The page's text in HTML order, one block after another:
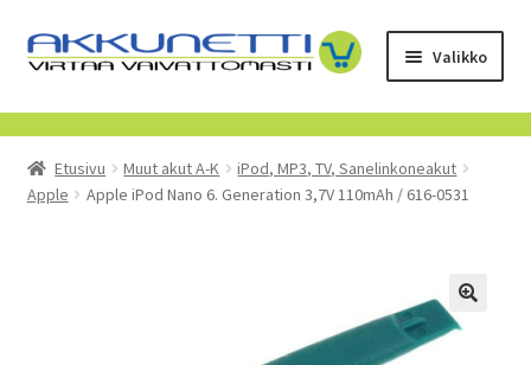
Siirry
navigointiin
Siirry
sisältöön
Valikko
Kauppa
Tietoa meistä
Etusivu Muut akut A-K
iPod, MP3, TV, Sanelinkoneakut
Apple
Apple iPod Nano 6. Generation 3,7V 110mAh / 616-0531